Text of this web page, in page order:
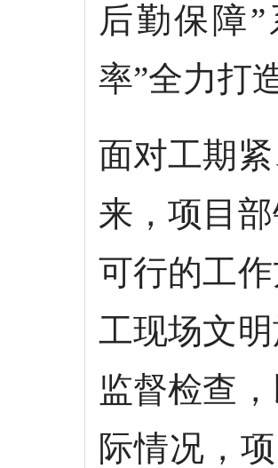
后勤保障
率”全力打
面对工期
来，项目
可行的工
工现场文
监督检查
际情况，